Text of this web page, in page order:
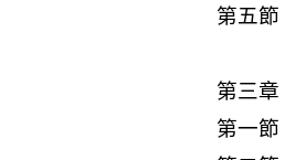
第五節
第三
第一